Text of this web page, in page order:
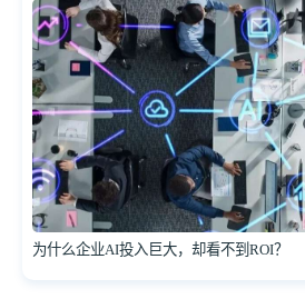
为什么企业AI投入巨大，却看不到ROI？